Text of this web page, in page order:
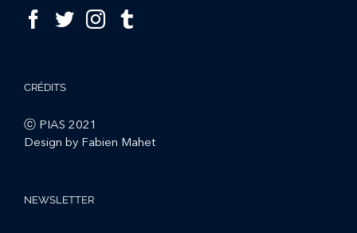
CRÉDITS
ⓒ PIAS 2021
Design by Fabien Mahet
NEWSLETTER